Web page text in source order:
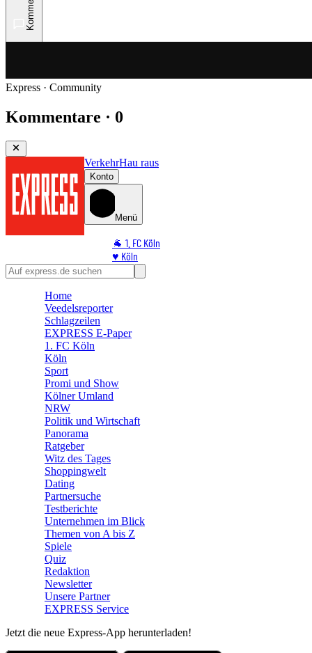
Express · Community
Kommentare · 0
VerkehrHau raus
Konto
Menü
🐐 1. FC Köln
♥️ Köln
⭐ Promi
🛒 Shoppingwelt
Home
Veedelsreporter
Schlagzeilen
EXPRESS E-Paper
1. FC Köln
Köln
Sport
Promi und Show
Kölner Umland
NRW
Politik und Wirtschaft
Panorama
Ratgeber
Witz des Tages
Shoppingwelt
Dating
Partnersuche
Testberichte
Unternehmen im Blick
Themen von A bis Z
Spiele
Quiz
Redaktion
Newsletter
Unsere Partner
EXPRESS Service
Jetzt die neue Express-App herunterladen!